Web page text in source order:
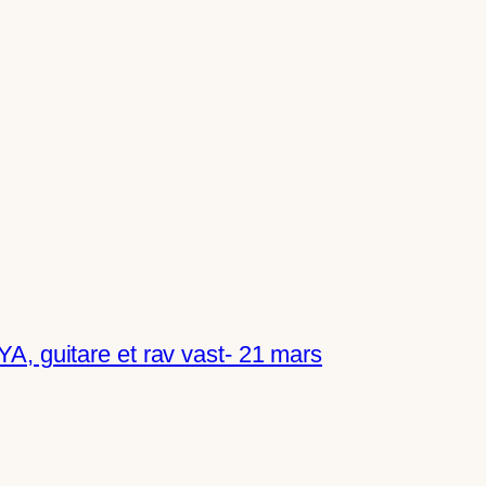
guitare et rav vast- 21 mars